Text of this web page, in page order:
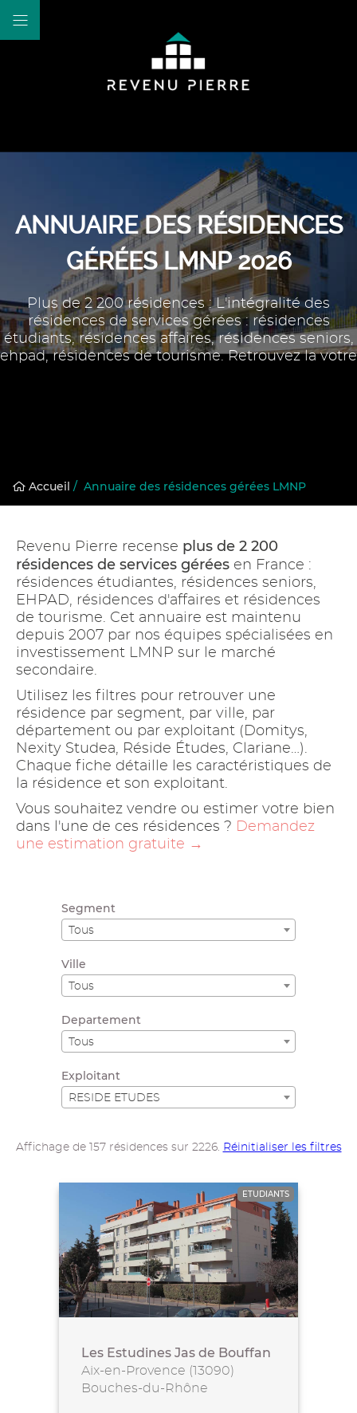
ANNUAIRE DES RÉSIDENCES
GÉRÉES LMNP 2026
Plus de 2 200 résidences : L'intégralité des
résidences de services gérées : résidences
étudiants, résidences affaires, résidences seniors,
ehpad, résidences de tourisme. Retrouvez la votre
Accueil / Annuaire des résidences gérées LMNP
Revenu Pierre recense plus de 2 200
résidences de services gérées en France :
résidences étudiantes, résidences seniors,
EHPAD, résidences d'affaires et résidences
de tourisme. Cet annuaire est maintenu
depuis 2007 par nos équipes spécialisées en
investissement LMNP sur le marché
secondaire.
Utilisez les filtres pour retrouver une
résidence par segment, par ville, par
département ou par exploitant (Domitys,
Nexity Studea, Réside Études, Clariane…).
Chaque fiche détaille les caractéristiques de
la résidence et son exploitant.
Vous souhaitez vendre ou estimer votre bien
dans l'une de ces résidences ? Demandez
une estimation gratuite →
Segment
Tous
Ville
Tous
Departement
Tous
Exploitant
RESIDE ETUDES
Affichage de 157 résidences sur 2226. Réinitialiser les filtres
ETUDIANTS
Les Estudines Jas de Bouffan
Aix-en-Provence (13090)
Bouches-du-Rhône